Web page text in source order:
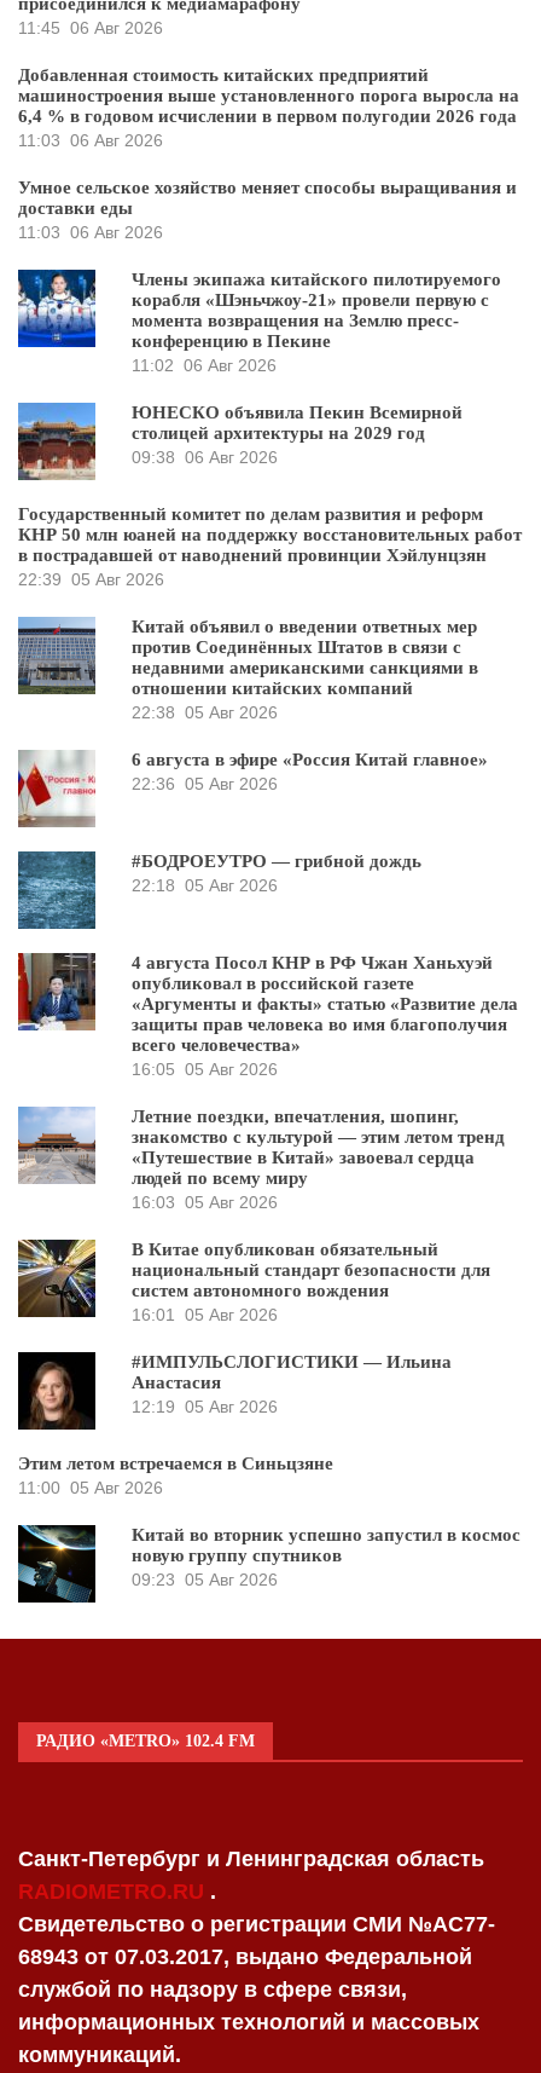
11:45 06 Авг 2026
Добавленная стоимость китайских предприятий
машиностроения выше установленного порога выросла на
6,4 % в годовом исчислении в первом полугодии 2026 года
11:03 06 Авг 2026
Умное сельское хозяйство меняет способы выращивания и
доставки еды
11:03 06 Авг 2026
Члены экипажа китайского пилотируемого
корабля «Шэньчжоу-21» провели первую с
момента возвращения на Землю пресс-
конференцию в Пекине
11:02 06 Авг 2026
ЮНЕСКО объявила Пекин Всемирной
столицей архитектуры на 2029 год
09:38 06 Авг 2026
Государственный комитет по делам развития и реформ
КНР 50 млн юаней на поддержку восстановительных работ
в пострадавшей от наводнений провинции Хэйлунцзян
22:39 05 Авг 2026
Китай объявил о введении ответных мер
против Соединённых Штатов в связи с
недавними американскими санкциями в
отношении китайских компаний
22:38 05 Авг 2026
6 августа в эфире «Россия Китай главное»
22:36 05 Авг 2026
#БОДРОЕУТРО — грибной дождь
22:18 05 Авг 2026
4 августа Посол КНР в РФ Чжан Ханьхуэй
опубликовал в российской газете
«Аргументы и факты» статью «Развитие дела
защиты прав человека во имя благополучия
всего человечества»
16:05 05 Авг 2026
Летние поездки, впечатления, шопинг,
знакомство с культурой — этим летом тренд
«Путешествие в Китай» завоевал сердца
людей по всему миру
16:03 05 Авг 2026
В Китае опубликован обязательный
национальный стандарт безопасности для
систем автономного вождения
16:01
05 Авг 2026
#ИМПУЛЬСЛОГИСТИКИ — Ильина
Анастасия
12:19 05 Авг 2026
Этим летом встречаемся в Синьцзяне
11:00 05 Авг 2026
Китай во вторник успешно запустил в космос
новую группу спутников
09:23 05 Авг 2026
РАДИО «METRO» 102.4 FM
Санкт-Петербург и Ленинградская область
RADIOMETRO.RU .
Свидетельство о регистрации СМИ №AC77-
68943 от 07.03.2017, выдано Федеральной
службой по надзору в сфере связи,
информационных технологий и массовых
коммуникаций.